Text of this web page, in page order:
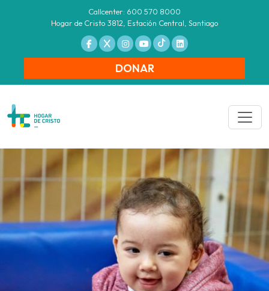
Callcenter: 600 570 8000
Hogar de Cristo 3812, Estación Central, Santiago
DONAR